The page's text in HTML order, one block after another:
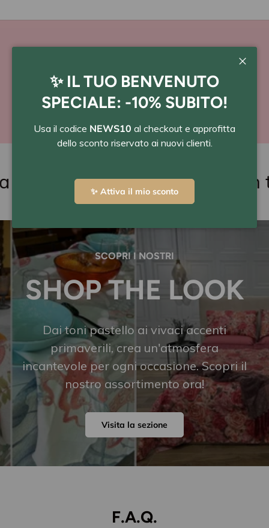
PAGA A RATE
con Scalapay o Klarna
check-out 2. Paga in
SCOPRI I NOSTRI
SHOP THE LOOK
Dai toni pastello ai vivaci accenti
primaverili, crea un'atmosfera
incantevole per ogni occasione. Scopri il
nostro assortimento ora!
Visita la sezione
F.A.Q.
✨ IL TUO BENVENUTO
SPECIALE: -10% SUBITO!
Usa il codice NEWS10 al checkout e approfitta
dello sconto riservato ai nuovi clienti.
✨ Attiva il mio sconto